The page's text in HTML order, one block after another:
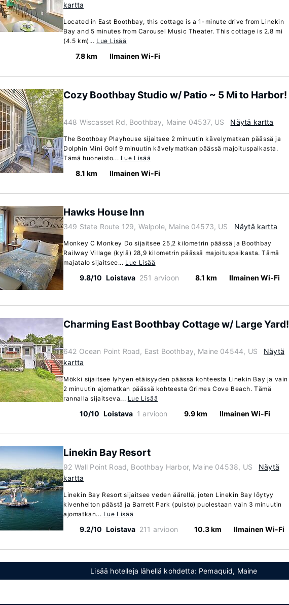
kartta
Located in East Boothbay, this cottage is a 1-minute drive from Linekin
Bay and 5 minutes from Carousel Music Theater. This cottage is 2.8 mi
(4.5 km)... Lue Lisää
7.8 km Ilmainen Wi-Fi
Cozy Boothbay Studio w/ Patio ~ 5 Mi to Harbor!
448 Wiscasset Rd, Boothbay, Maine 04537, US Näytä kartta
The Boothbay Playhouse sijaitsee 2 minuutin kävelymatkan päässä ja
Dolphin Mini Golf 9 minuutin kävelymatkan päässä majoituspaikasta.
Tämä huoneisto... Lue Lisää
8.1 km Ilmainen Wi-Fi
Hawks House Inn
349 State Route 129, Walpole, Maine 04573, US Näytä kartta
Monkey C Monkey Do sijaitsee 25,2 kilometrin päässä ja Boothbay
Railway Village (kylä) 28,9 kilometrin päässä majoituspaikasta. Tämä
majatalo sijaitsee... Lue Lisää
9.8/10 Loistava 251 arvioon 8.1 km Ilmainen Wi-Fi
Charming East Boothbay Cottage w/ Large Yard!
642 Ocean Point Road, East Boothbay, Maine 04544, US
Näytä
kartta
Mökki sijaitsee lyhyen etäisyyden päässä kohteesta Linekin Bay ja vain
2 minuutin ajomatkan päässä kohteesta Grimes Cove Beach. Tämä
rannalla sijaitseva... Lue Lisää
10/10 Loistava 1 arvioon 9.9 km Ilmainen Wi-Fi
Linekin Bay Resort
92 Wall Point Road, Boothbay Harbor, Maine 04538, US
Näytä
kartta
Linekin Bay Resort sijaitsee veden äärellä, joten Linekin Bay löytyy
kivenheiton päästä ja Barrett Park (puisto) puolestaan vain 3 minuutin
ajomatkan... Lue Lisää
9.2/10 Loistava 211 arvioon 10.3 km Ilmainen Wi-Fi
Lisää hotelleja lähellä kohdetta: Pemaquid, Maine